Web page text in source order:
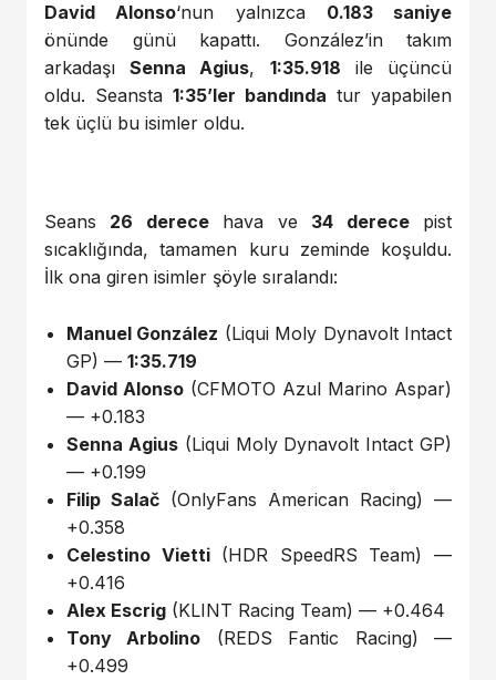
David Alonso‘nun yalnızca 0.183 saniye
önünde günü kapattı. González’in takım
arkadaşıSenna Agius, 1:35.918 ile üçüncü
oldu. Seansta 1:35’ler bandında tur yapabilen
tek üçlü bu isimler oldu.
Seans 26 derecehava ve 34 derecepist
sıcaklığında, tamamen kuru zeminde koşuldu.
İlk ona giren isimler şöyle sıralandı:
Manuel González (Liqui Moly Dynavolt Intact
GP) — 1:35.719
David Alonso (CFMOTO Azul Marino Aspar)
— +0.183
Senna Agius(Liqui Moly Dynavolt Intact GP)
— +0.199
Filip Salač (OnlyFans American Racing) —
+0.358
Celestino Vietti(HDR SpeedRS Team) —
+0.416
Alex Escrig (KLINT Racing Team) — +0.464
Tony Arbolino (REDS Fantic Racing) —
+0.499